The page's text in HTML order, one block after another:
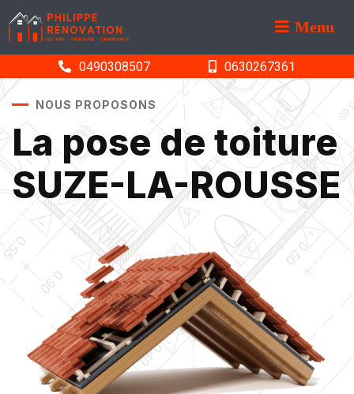
Menu
0490308507 0630267361
NOUS PROPOSONS
La pose de toiture
SUZE-LA-ROUSSE